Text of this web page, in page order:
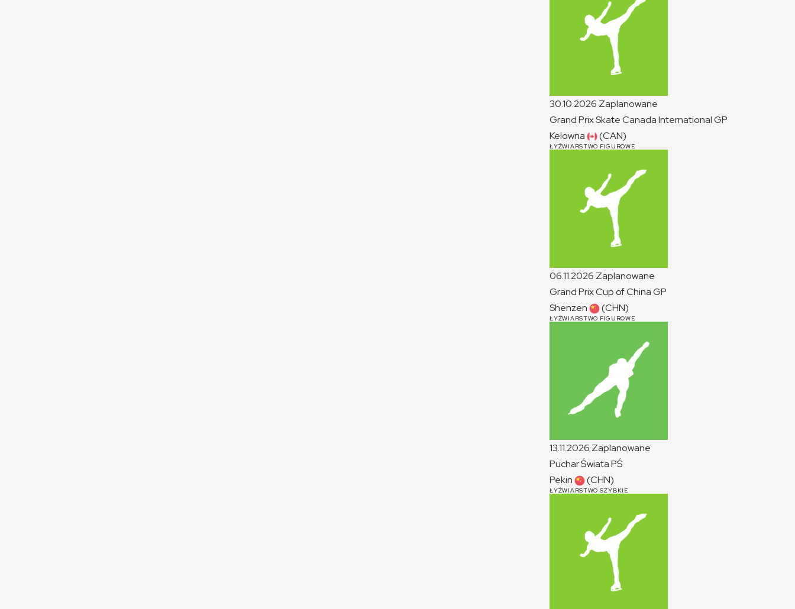
30.10.2026 Zaplanowane
Grand Prix Skate Canada InternationalGP
Kelowna
(CAN)
ŁYŻWIARSTWO FIGUROWE
06.11.2026 Zaplanowane
Grand Prix Cup of ChinaGP
Shenzen
(CHN)
ŁYŻWIARSTWO FIGUROWE
13.11.2026 Zaplanowane
Puchar ŚwiataPŚ
Pekin
(CHN)
ŁYŻWIARSTWO SZYBKIE